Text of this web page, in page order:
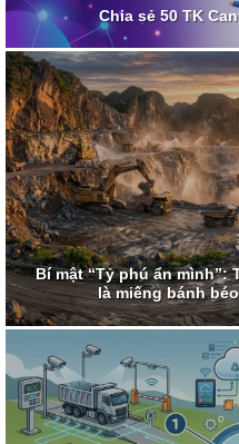
Chia sẻ 50 TK
Bí mật “Tỷ phú ẩn mình”:
là miếng bánh